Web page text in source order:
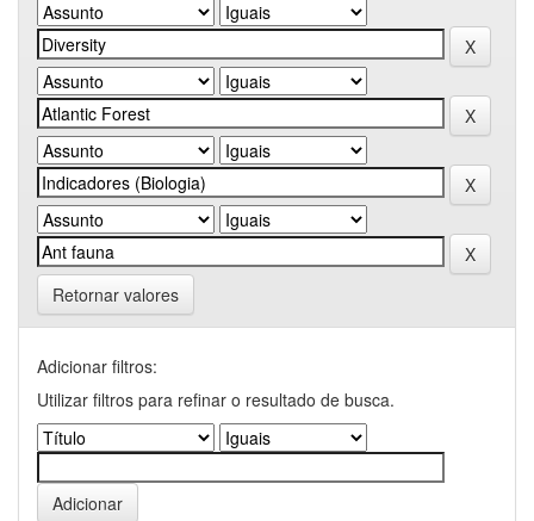
Retornar valores
Adicionar filtros:
Utilizar filtros para refinar o resultado de busca.